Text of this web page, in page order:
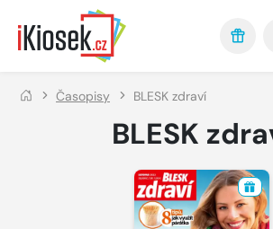
Přejít na hlavní obsah
Časopisy BLESK zdraví
BLESK